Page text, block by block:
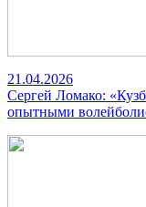
21.04.2026
Сергей Ломако:
опытными